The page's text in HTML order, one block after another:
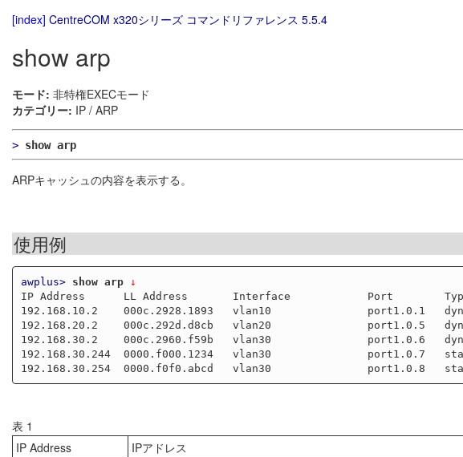
[index] CentreCOM x320シリーズ コマンドリファレンス 5.5.4
show arp
モード: 非特権EXECモード
カテゴリー: IP / ARP
> show arp
ARPキャッシュの内容を表示する。
使用例
awplus> show arp ↓
IP Address      LL Address       Interface            Port
192.168.10.2    000c.2928.1893   vlan10               port1.0.1
192.168.20.2    000c.292d.d8cb   vlan20               port1.0.5
192.168.30.2    000c.2960.f59b   vlan30               port1.0.6
192.168.30.244  0000.f000.1234   vlan30               port1.0.7
表 1
IP Address
IPアドレス